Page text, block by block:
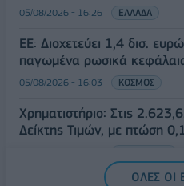
05/08/2026 - 16:26 ΕΛΛΑΔΑ
ΕΕ: Διοχετεύει 1,4 δισ.
παγωμένα ρωσικά
05/08/2026 - 16:03 ΚΟΣΜΟΣ
Χρηματιστήριο: Στις
Δείκτης Τιμών, με πτώση
ΟΛΕΣ ΟΙ